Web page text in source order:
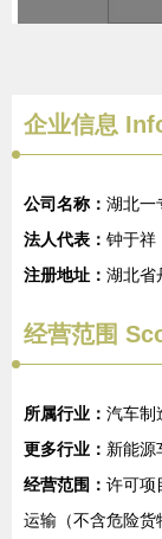
企业信息
公司名称： 湖北一
法人代表： 钟于祥
注册地址： 湖北省
经营范围
所属行业： 汽车制
更多行业： 新能源
经营范围： 许可项
运输（不含危险货